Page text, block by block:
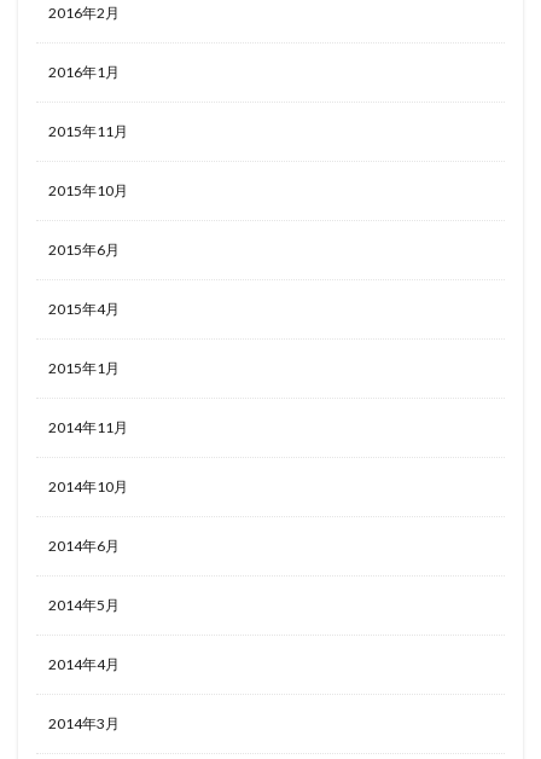
2016年2月
2016年1月
2015年11月
2015年10月
2015年6月
2015年4月
2015年1月
2014年11月
2014年10月
2014年6月
2014年5月
2014年4月
2014年3月